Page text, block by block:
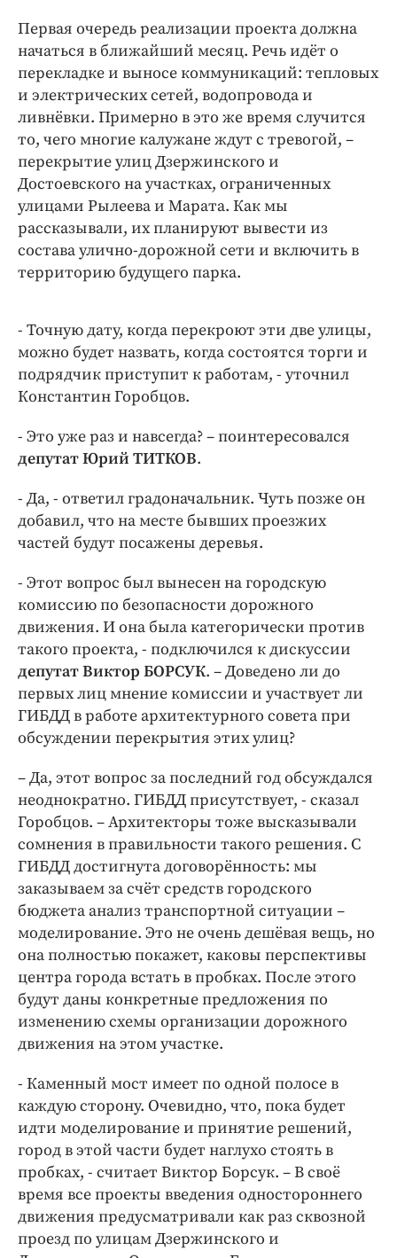
Первая очередь реализации проекта должна
начаться в ближайший месяц. Речь идёт о
перекладке и выносе коммуникаций: тепловых
и электрических сетей, водопровода и
ливнёвки. Примерно в это же время случится
то, чего многие калужане ждут с тревогой, –
перекрытие улиц Дзержинского и
Достоевского на участках, ограниченных
улицами Рылеева и Марата. Как мы
рассказывали, их планируют вывести из
состава улично-дорожной сети и включить в
территорию будущего парка.
- Точную дату, когда перекроют эти две улицы,
можно будет назвать, когда состоятся торги и
подрядчик приступит к работам, - уточнил
Константин Горобцов.
- Это уже раз и навсегда? – поинтересовался
депутат Юрий ТИТКОВ.
- Да, - ответил градоначальник. Чуть позже он
добавил, что на месте бывших проезжих
частей будут посажены деревья.
- Этот вопрос был вынесен на городскую
комиссию по безопасности дорожного
движения. И она была категорически против
такого проекта, - подключился к дискуссии
депутат Виктор БОРСУК. – Доведено ли до
первых лиц мнение комиссии и участвует ли
ГИБДД в работе архитектурного совета при
обсуждении перекрытия этих улиц?
– Да, этот вопрос за последний год обсуждался
неоднократно. ГИБДД присутствует, - сказал
Горобцов. – Архитекторы тоже высказывали
сомнения в правильности такого решения. С
ГИБДД достигнута договорённость: мы
заказываем за счёт средств городского
бюджета анализ транспортной ситуации –
моделирование. Это не очень дешёвая вещь, но
она полностью покажет, каковы перспективы
центра города встать в пробках. После этого
будут даны конкретные предложения по
изменению схемы организации дорожного
движения на этом участке.
- Каменный мост имеет по одной полосе в
каждую сторону. Очевидно, что, пока будет
идти моделирование и принятие решений,
город в этой части будет наглухо стоять в
пробках, - считает Виктор Борсук. – В своё
время все проекты введения одностороннего
движения предусматривали как раз сквозной
проезд по улицам Дзержинского и